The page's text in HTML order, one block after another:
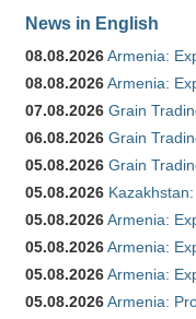
News in English
08.08.2026Armenia:
08.08.2026Armenia:
07.08.2026 Grain
06.08.2026 Grain
05.08.2026 Grain
05.08.2026
05.08.2026Armenia:
05.08.2026Armenia:
05.08.2026Armenia:
05.08.2026Armenia: